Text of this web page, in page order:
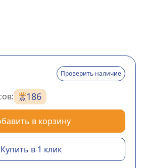
Проверить наличие
186
в корзину
Купить в 1 клик